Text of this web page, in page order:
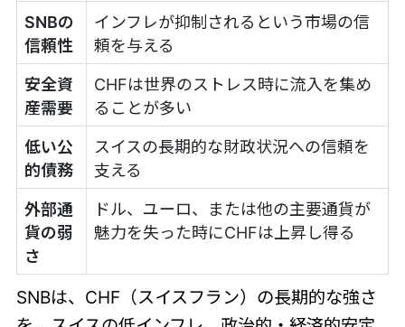
SNBの
信頼性
インフレが抑制されるという市場の信
頼を与える
安全資
産需要
CHFは世界のストレス時に流入を集め
ることが多い
低い公
的債務
スイスの長期的な財政状況への信頼を
支える
外部通
貨の弱
さ
ドル、ユーロ、または他の主要通貨が
魅力を失った時にCHFは上昇し得る
SNBは、CHF（スイスフラン）の長期的な強さ